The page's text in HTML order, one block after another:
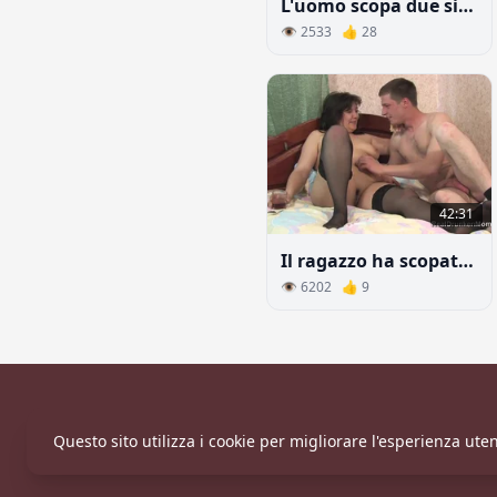
L'uomo scopa due signore bisessuali paffute
👁 2533 👍 28
42:31
Il ragazzo ha scopato la amica ubriaca della sua mamma
👁 6202 👍 9
Questo sito utilizza i cookie per migliorare l'esperienza